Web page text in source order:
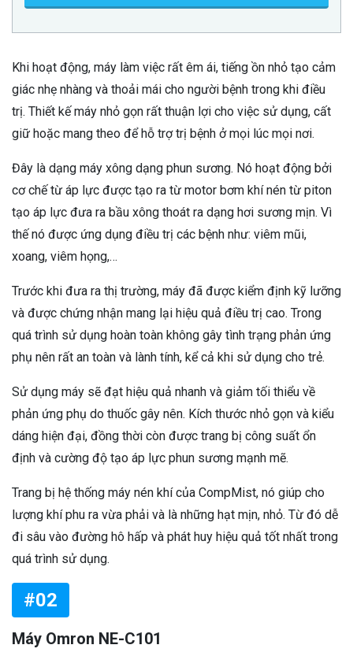
Khi hoạt động, máy làm việc rất êm ái, tiếng ồn nhỏ tạo cảm
giác nhẹ nhàng và thoải mái cho người bệnh trong khi điều
trị. Thiết kế máy nhỏ gọn rất thuận lợi cho việc sử dụng, cất
giữ hoặc mang theo để hỗ trợ trị bệnh ở mọi lúc mọi nơi.
Đây là dạng máy xông dạng phun sương. Nó hoạt động bởi
cơ chế từ áp lực được tạo ra từ motor bơm khí nén từ piton
tạo áp lực đưa ra bầu xông thoát ra dạng hơi sương mịn. Vì
thế nó được ứng dụng điều trị các bệnh như: viêm mũi,
xoang, viêm họng,…
Trước khi đưa ra thị trường, máy đã được kiểm định kỹ lưỡng
và được chứng nhận mang lại hiệu quả điều trị cao. Trong
quá trình sử dụng hoàn toàn không gây tình trạng phản ứng
phụ nên rất an toàn và lành tính, kể cả khi sử dụng cho trẻ.
Sử dụng máy sẽ đạt hiệu quả nhanh và giảm tối thiểu về
phản ứng phụ do thuốc gây nên. Kích thước nhỏ gọn và kiểu
dáng hiện đại, đồng thời còn được trang bị công suất ổn
định và cường độ tạo áp lực phun sương mạnh mẽ.
Trang bị hệ thống máy nén khí của CompMist, nó giúp cho
lượng khí phu ra vừa phải và là những hạt mịn, nhỏ. Từ đó dễ
đi sâu vào đường hô hấp và phát huy hiệu quả tốt nhất trong
quá trình sử dụng.
#02
Máy Omron NE-C101